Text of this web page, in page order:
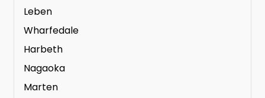
Leben
Wharfedale
Harbeth
Nagaoka
Marten